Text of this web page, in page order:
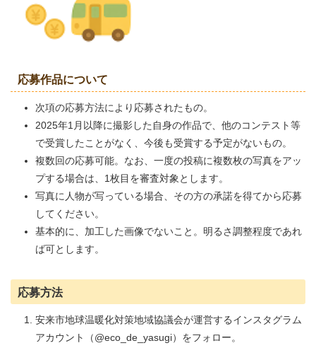
応募作品について
次項の応募方法により応募されたもの。
2025年1月以降に撮影した自身の作品で、他のコンテスト等
で受賞したことがなく、今後も受賞する予定がないもの。
複数回の応募可能。なお、一度の投稿に複数枚の写真をアッ
プする場合は、1枚目を審査対象とします。
写真に人物が写っている場合、その方の承諾を得てから応募
してください。
基本的に、加工した画像でないこと。明るさ調整程度であれ
ば可とします。
応募方法
安来市地球温暖化対策地域協議会が運営するインスタグラム
アカウント（@eco_de_yasugi）をフォロー。